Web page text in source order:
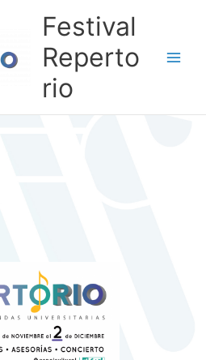
Festival
Reperto
rio